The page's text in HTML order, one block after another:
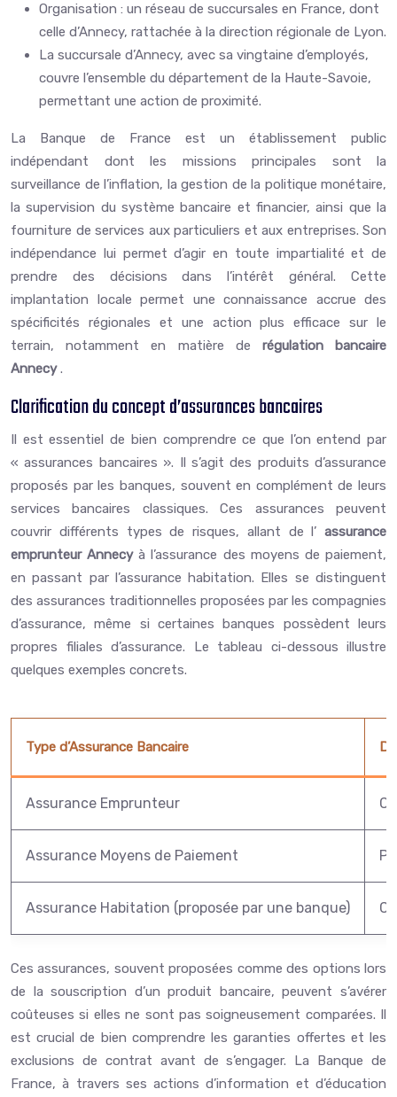
Organisation : un réseau de succursales en France, dont
celle d’Annecy, rattachée à la direction régionale de Lyon.
La succursale d’Annecy, avec sa vingtaine d’employés,
couvre l’ensemble du département de la Haute-Savoie,
permettant une action de proximité.
La Banque de France est un établissement public
indépendant dont les missions principales sont la
surveillance de l’inflation, la gestion de la politique monétaire,
la supervision du système bancaire et financier, ainsi que la
fourniture de services aux particuliers et aux entreprises. Son
indépendance lui permet d’agir en toute impartialité et de
prendre des décisions dans l’intérêt général. Cette
implantation locale permet une connaissance accrue des
spécificités régionales et une action plus efficace sur le
terrain, notamment en matière de régulation bancaire
Annecy.
Clarification du concept d’assurances bancaires
Il est essentiel de bien comprendre ce que l’on entend par
« assurances bancaires ». Il s’agit des produits d’assurance
proposés par les banques, souvent en complément de leurs
services bancaires classiques. Ces assurances peuvent
couvrir différents types de risques, allant de l’ assurance
emprunteur Annecyà l’assurance des moyens de paiement,
en passant par l’assurance habitation. Elles se distinguent
des assurances traditionnelles proposées par les compagnies
d’assurance, même si certaines banques possèdent leurs
propres filiales d’assurance. Le tableau ci-dessous illustre
quelques exemples concrets.
Type d’Assurance Bancaire
Assurance Emprunteur
Assurance Moyens de Paiement
Assurance Habitation (proposée par une banque)
Ces assurances, souvent proposées comme des options lors
de la souscription d’un produit bancaire, peuvent s’avérer
coûteuses si elles ne sont pas soigneusement comparées. Il
est crucial de bien comprendre les garanties offertes et les
exclusions de contrat avant de s’engager. La Banque de
France, à travers ses actions d’information et d’éducation